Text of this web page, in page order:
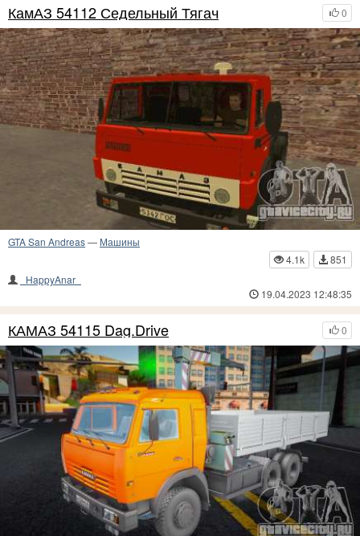
0
КамАЗ 54112 Седельный Тягач
GTA San Andreas— Машины
4.1k
851
_HappyAnar_
19.04.2023 12:48:35
0
КАМАЗ 54115 Dag.Drive